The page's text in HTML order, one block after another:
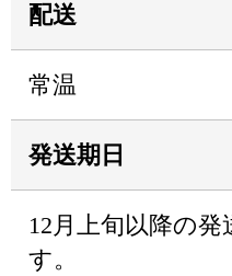
配送
常温
発送期日
12月上旬以降の
す。